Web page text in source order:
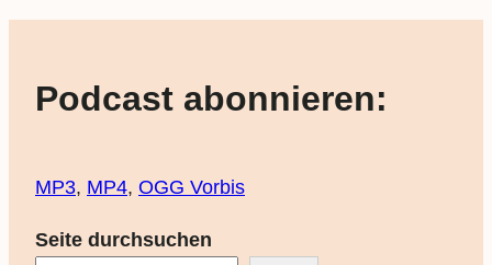
Podcast abonnieren:
MP3, MP4, OGG Vorbis
Seite durchsuchen